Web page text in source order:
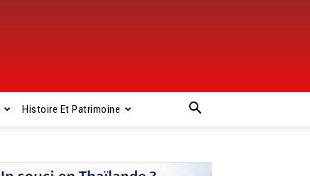
Histoire Et Patrimoine